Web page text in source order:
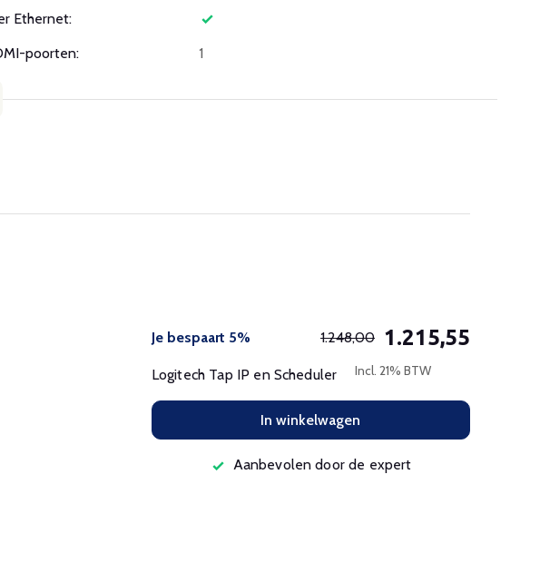
Ethernet:
poorten:
1
Je bespaart 5% 1.248,00 1.215,55
Logitech Tap IP en Scheduler Incl. 21% BTW
In winkelwagen
Aanbevolen door de expert